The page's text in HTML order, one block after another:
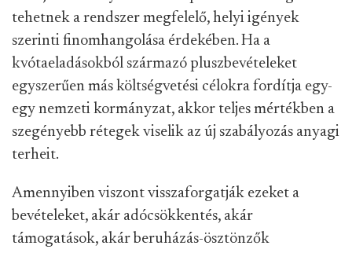
tehetnek a rendszer megfelelő, helyi igények
szerinti finomhangolása érdekében. Ha a
kvótaeladásokból származó pluszbevételeket
egyszerűen más költségvetési célokra fordítja egy-
egy nemzeti kormányzat, akkor teljes mértékben a
szegényebb rétegek viselik az új szabályozás anyagi
terheit.
Amennyiben viszont visszaforgatják ezeket a
bevételeket, akár adócsökkentés, akár
támogatások, akár beruházás-ösztönzők